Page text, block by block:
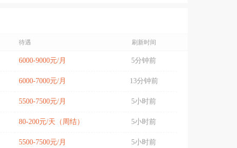
待遇 刷新时间
6000-9000元/月 5分钟前
6000-7000元/月 13分钟前
5500-7500元/月 5小时前
80-200元/天（周结） 5小时前
5500-7500元/月 5小时前